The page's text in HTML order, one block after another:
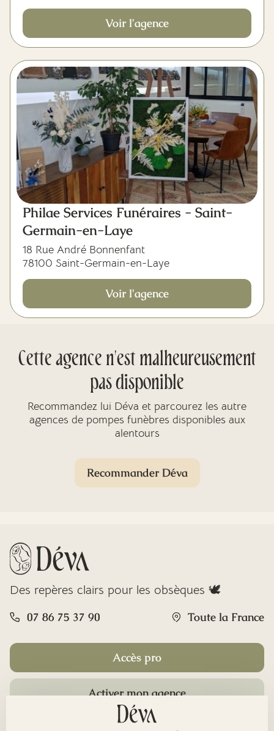
Voir l'agence
Philae Services Funéraires - Saint-
Germain-en-Laye
18 Rue André Bonnenfant
78100 Saint-Germain-en-Laye
Voir l'agence
Cette agence n'est malheureusement
pas disponible
Recommandez lui Déva et parcourez les autre
agences de pompes funèbres disponibles aux
alentours
Recommander Déva
Des repères clairs pour les obsèques 🕊️
07 86 75 37 90 Toute la France
Accès pro
Activer mon agence